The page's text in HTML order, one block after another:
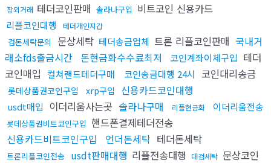
장외거래 테더코인판매 솔라나구입 비트코인 신용카드
리플코인대행 테더개인지갑
검돈세탁문의 문상세탁 테더송금업체 트론 리플코인판매 국내거
래소fds출금시간 돈현금화수수료최저 코인계좌이체구입 테더
코인매입
컬쳐랜드테더구매 코인송금대행 24시 코인대리송금
롯데상품권코인구입 xrp구입 신용카드코인대행
usdt매입 이더리움사는곳 솔라나구매 리플현금화 이더리움전송
롯데상품권비트코인구입 핸드폰결제테더전송
신용카드비트코인구입
언더돈세탁 테더돈세탁
트론리플코인전송 usdt판매대행 리플전송대행 대검세탁 문상코인